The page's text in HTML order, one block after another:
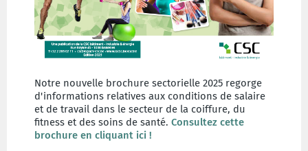
Notre nouvelle brochure sectorielle 2025 regorge
d'informations relatives aux conditions de salaire
et de travail dans le secteur de la coiffure, du
fitness et des soins de santé. Consultez cette
brochure en cliquant ici !